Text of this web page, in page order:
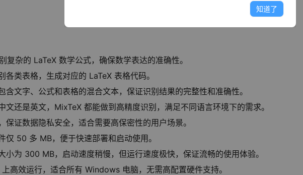
复杂的 LaTeX 数学公式，确保数学表达的准确性。
各类表格，生成对应的 LaTeX 表格代码。
含文字、公式和表格的混合文本，保证识别结果的完整性和准确性。
文还是英文，MixTeX 都能做到高精度识别，满足不同语言环境下的需求。
保证数据隐私安全，适合需要高保密性的用户场景。
仅 50 多 MB，便于快速部署和启动使用。
小为 300 MB，启动速度稍慢，但运行速度极快，保证流畅的使用体验。
高效运行，适合所有 Windows 电脑，无需高配置硬件支持。
知道了